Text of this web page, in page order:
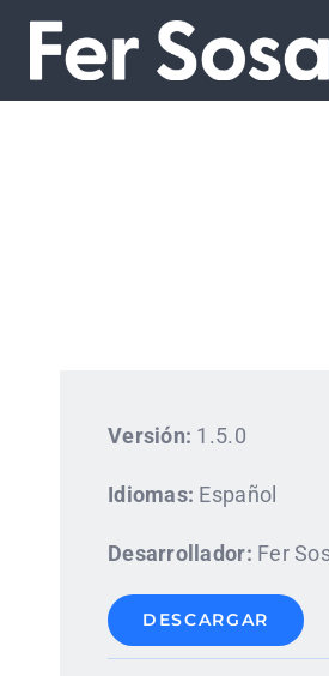
Saltar
contenido
Versión: 1.5.0
Idiomas: Español
Desarrollador: Fer
DESCARGAR